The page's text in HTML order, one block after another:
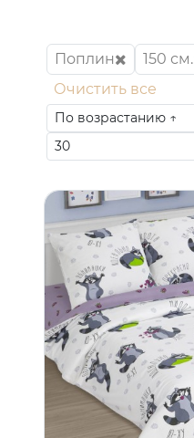
Поплин 150 см.
Очистить все